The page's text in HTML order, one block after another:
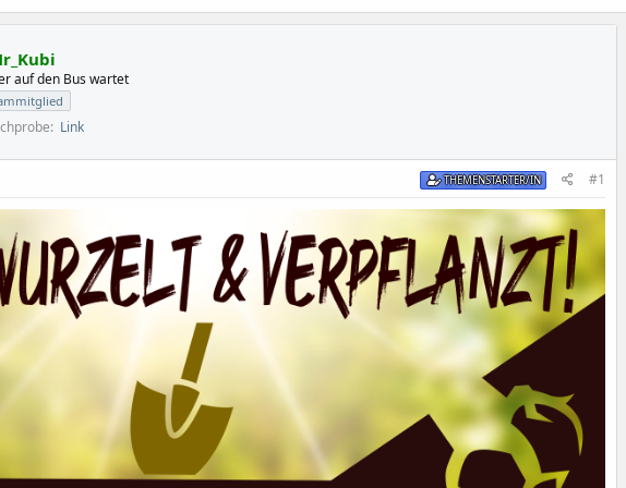
auf den Bus wartet
Link
THEMENSTARTER/IN #1